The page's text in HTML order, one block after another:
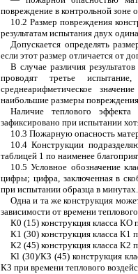
повреждение в контрольной зоне
10.2 Размер повреждения
результатам испытания двух
Допускается определять
если этот размер отличается от
В случае различия
проводят третье
среднеарифметическое
наибольшие размеры
Наличие теплового
зафиксировано при испытании
10.3 Пожарную опасность
10.4 Конструкции
таблицей 1 по наименее
10.5 Условное обозначение
цифры; цифра, заключенная в
при испытании образца в минутах.
Одна и та же конструкция
зависимости от времени
К0 (15) конструкция класса КО
К1 (30) конструкция класса К1
К2 (45) конструкция класса К2
Kl (30)/КЗ (45) конструкция
КЗ при времени теплового